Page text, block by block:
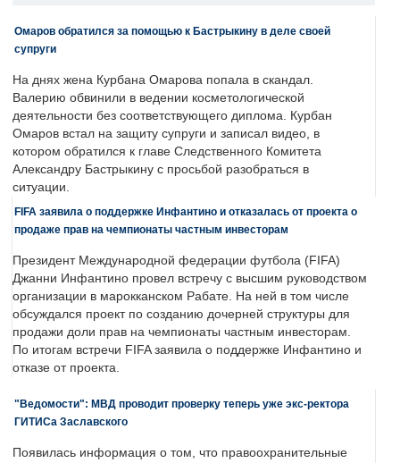
Омаров обратился за помощью к Бастрыкину в деле своей
супруги
На днях жена Курбана Омарова попала в скандал.
Валерию обвинили в ведении косметологической
деятельности без соответствующего диплома. Курбан
Омаров встал на защиту супруги и записал видео, в
котором обратился к главе Следственного Комитета
Александру Бастрыкину с просьбой разобраться в
ситуации.
FIFA заявила о поддержке Инфантино и отказалась от проекта о
продаже прав на чемпионаты частным инвесторам
Президент Международной федерации футбола (FIFA)
Джанни Инфантино провел встречу с высшим руководством
организации в марокканском Рабате. На ней в том числе
обсуждался проект по созданию дочерней структуры для
продажи доли прав на чемпионаты частным инвесторам.
По итогам встречи FIFA заявила о поддержке Инфантино и
отказе от проекта.
"Ведомости": МВД проводит проверку теперь уже экс-ректора
ГИТИСа Заславского
Появилась информация о том, что правоохранительные